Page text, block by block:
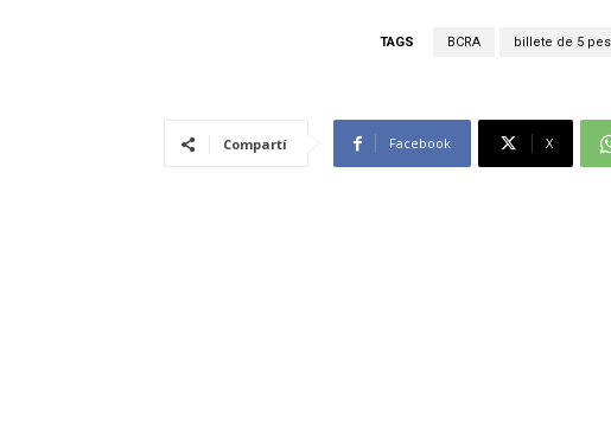
TAGS BCRA billete de 5
Compartí Facebook X